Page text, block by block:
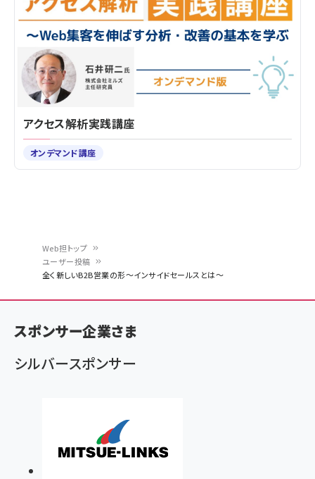
ン
く
ず
Web担トップ
ユーザー投稿
全く新しいB2B営業の形～インサイドセールスとは～
アクセス解析実践講座
オンデマンド講座
スポンサー企業さま
シルバースポンサー